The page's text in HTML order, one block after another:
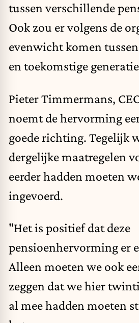
tussen verschillende
Ook zou er volgens de
evenwicht komen
en toekomstige
Pieter Timmermans,
noemt de hervorming
goede richting. Tegelijk
dergelijke maatregelen
eerder hadden moeten
ingevoerd.
"Het is positief dat deze
pensioenhervorming er
Alleen moeten we ook
zeggen dat we hier
al mee hadden moeten